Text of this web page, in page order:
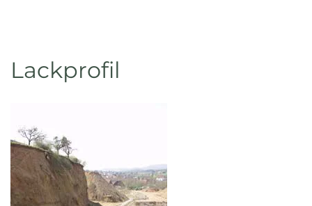
Lackprofil